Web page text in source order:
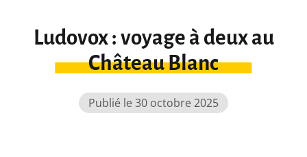
Ludovox : voyage à deux au
Château Blanc
Publié le 30 octobre 2025